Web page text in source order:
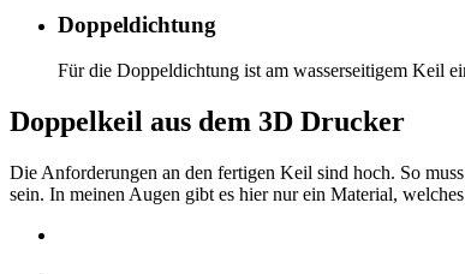
Doppeldichtung
Für die Doppeldichtung ist am wasserseitigem Keil
Doppelkeil aus dem 3D Drucker
Die Anforderungen an den fertigen Keil sind hoch. So
sein. In meinen Augen gibt es hier nur ein Material,